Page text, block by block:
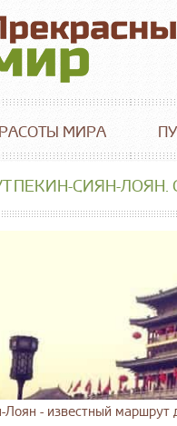
МИРА
ПЕКИН-СИЯН-ЛОЯН.
Лоян - известный маршрут